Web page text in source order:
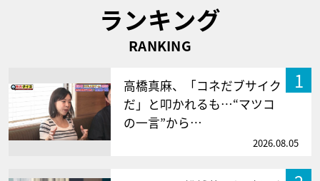
ランキング
RANKING
1
高橋真麻、「コネだブサイク
だ」と叩かれるも…“マツコ
の一言”から…
2026.08.05